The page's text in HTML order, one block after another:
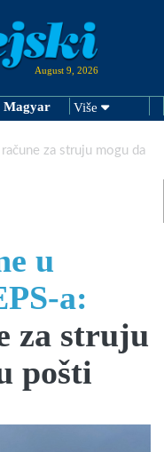
August 9, 2026
Magyar Više
račune za struju mogu da
u
a:
za struju
pošti